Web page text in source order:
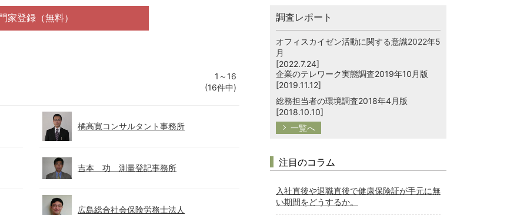
家登録（無料）
1～16
(16件中)
橘高寛コンサルタント事務所
吉本 功 測量登記事務所
広島総合社会保険労務士法人
調査レポート
オフィスカイゼン活動に関する意識2022年5
月
[2022.7.24]
企業のテレワーク実態調査2019年10月版
[2019.11.12]
総務担当者の環境調査2018年4月版
[2018.10.10]
一覧へ
注目のコラム
入社直後や退職直後で健康保険証が手元に無
い期間をどうするか。